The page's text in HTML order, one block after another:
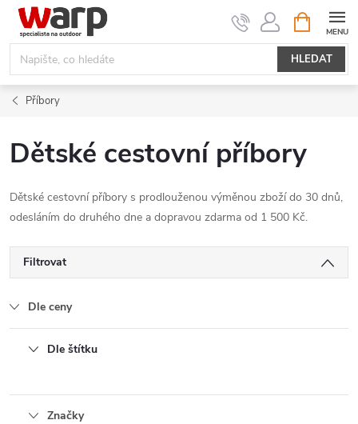
Přejít
obsah
HLEDAT
NÁKUPNÍ
KOŠÍK
Příbory
Dětské cestovní příbory
Dětské cestovní příbory s prodlouženou výměnou zboží do 30 dnů,
odesláním do druhého dne a dopravou zdarma od 1 500 Kč.
Filtrovat
Dle ceny
Dle štítku
Značky